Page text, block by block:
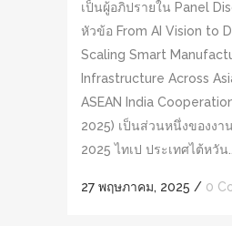
เป็นผู้อภิปรายใน Panel
หัวข้อ From AI Vision to
Scaling Smart
Infrastructure Across
ASEAN India
2025) เป็นส่วนหนึ่งของงา
2025 ไทเป ประเทศไต้หวัน...
27 พฤษภาคม, 2025 / 0